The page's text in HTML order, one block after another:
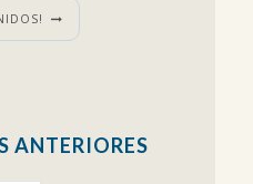
ANTERIORES